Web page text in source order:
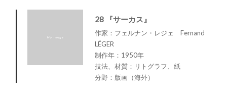
28 『サーカス』
作家：フェルナン・レジェ Fernand
LÉGER
制作年：1950年
技法、材質：リトグラフ、紙
分野：版画（海外）